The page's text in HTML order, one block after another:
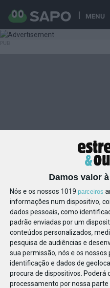
MENU
Damos valor
Nós e os nossos 1019 parceiros
informações num dispositivo,
dados pessoais, como
padrão enviadas por um
conteúdos personalizados,
pesquisa de audiências e
sua permissão, nós e os
identificação e dados de
procura de dispositivos. Poderá
processamento por nossa